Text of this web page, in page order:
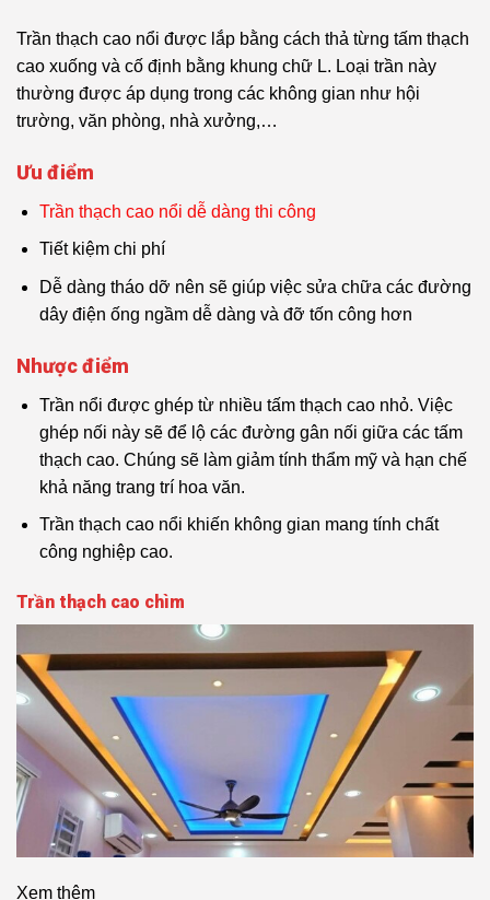
Trần thạch cao nổi được lắp bằng cách thả từng tấm thạch
cao xuống và cố định bằng khung chữ L. Loại trần này
thường được áp dụng trong các không gian như hội
trường, văn phòng, nhà xưởng,…
Ưu điểm
Trần thạch cao nổi dễ dàng thi công
Tiết kiệm chi phí
Dễ dàng tháo dỡ nên sẽ giúp việc sửa chữa các đường
dây điện ống ngầm dễ dàng và đỡ tốn công hơn
Nhược điểm
Trần nổi được ghép từ nhiều tấm thạch cao nhỏ. Việc
ghép nối này sẽ để lộ các đường gân nối giữa các tấm
thạch cao. Chúng sẽ làm giảm tính thẩm mỹ và hạn chế
khả năng trang trí hoa văn.
Trần thạch cao nổi khiến không gian mang tính chất
công nghiệp cao.
Trần thạch cao chìm
Xem thêm